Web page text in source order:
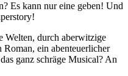
Es kann nur eine geben! Und
Welten, durch aberwitzige
ein abenteuerlicher
ganz schräge Musical? An